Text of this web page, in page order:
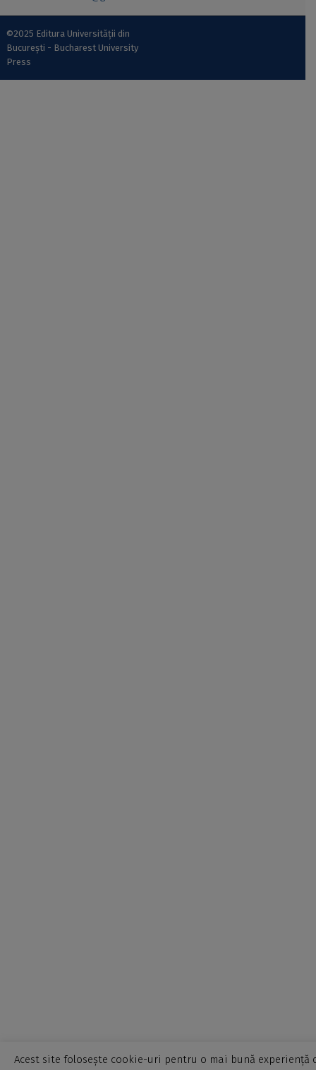
©2025 Editura Universității din
București - Bucharest University
Press
Acest site folosește cookie-uri pentru o mai bună experiență